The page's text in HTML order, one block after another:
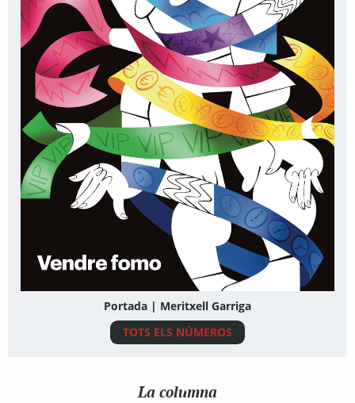
Portada | Meritxell Garriga
TOTS ELS NÚMEROS
La columna